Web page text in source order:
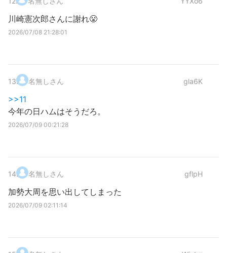
川崎憲次郎さんに謝れ😤
2026/07/08 21:28:01
13. 名無しさん gla6K
>>11
今年の日ハムはそうだろ。
2026/07/09 00:21:28
14. 名無しさん gflpH
加勢大周を思い出してしまった
2026/07/09 02:11:14